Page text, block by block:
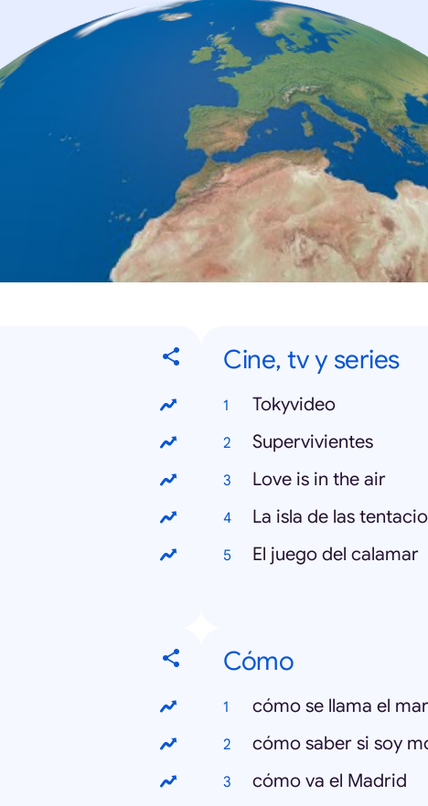
Cine, tv y series
Tokyvideo
Supervivientes
Love is in the air
La isla de las
El juego del calamar
Cómo
cómo se llama el
cómo saber si soy
cómo va el Madrid